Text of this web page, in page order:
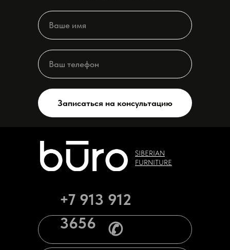
Записаться на консультацию
+7 913 912
3656
✆
SIBERIAN
FURNITURE